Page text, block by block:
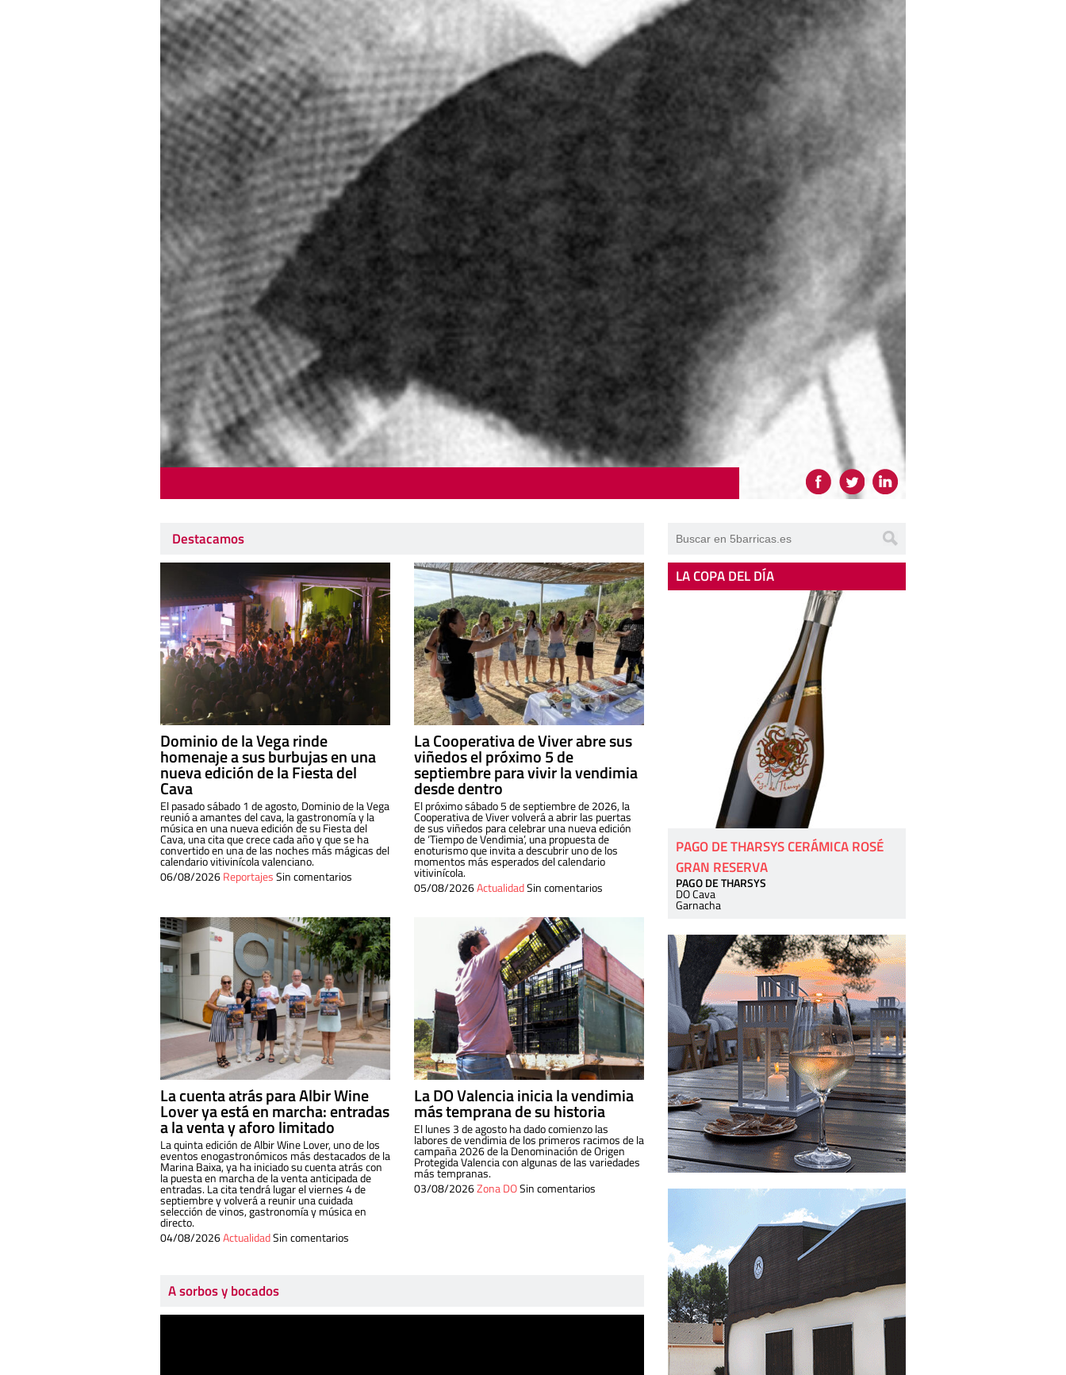
Destacamos
Dominio de la Vega rinde
homenaje a sus burbujas en una
nueva edición de la Fiesta del
Cava
El pasado sábado 1 de agosto, Dominio de la Vega
reunió a amantes del cava, la gastronomía y la
música en una nueva edición de su Fiesta del
Cava, una cita que crece cada año y que se ha
convertido en una de las noches más mágicas del
calendario vitivinícola valenciano.
06/08/2026ReportajesSin comentarios
La Cooperativa de Viver abre sus
viñedos el próximo 5 de
septiembre para vivir la vendimia
desde dentro
El próximo sábado 5 de septiembre de 2026, la
Cooperativa de Viver volverá a abrir las puertas
de sus viñedos para celebrar una nueva edición
de ‘Tiempo de Vendimia’, una propuesta de
enoturismo que invita a descubrir uno de los
momentos más esperados del calendario
vitivinícola.
05/08/2026ActualidadSin comentarios
La cuenta atrás para Albir Wine
Lover ya está en marcha: entradas
a la venta y aforo limitado
La quinta edición de Albir Wine Lover, uno de los
eventos enogastronómicos más destacados de la
Marina Baixa, ya ha iniciado su cuenta atrás con
la puesta en marcha de la venta anticipada de
entradas. La cita tendrá lugar el viernes 4 de
septiembre y volverá a reunir una cuidada
selección de vinos, gastronomía y música en
directo.
04/08/2026ActualidadSin comentarios
La DO Valencia inicia la vendimia
más temprana de su historia
El lunes 3 de agosto ha dado comienzo las
labores de vendimia de los primeros racimos de la
campaña 2026 de la Denominación de Origen
Protegida Valencia con algunas de las variedades
más tempranas.
03/08/2026Zona DOSin comentarios
A sorbos y bocados
LA COPA DEL DÍA
PAGO DE THARSYS CERÁMICA ROSÉ
GRAN RESERVA
PAGO DE THARSYS
DO Cava
Garnacha